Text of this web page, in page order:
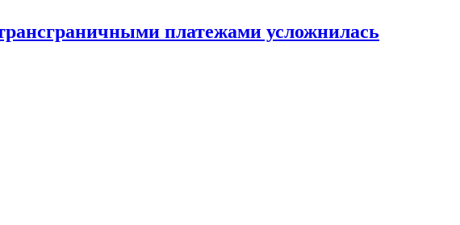
платежами усложнилась